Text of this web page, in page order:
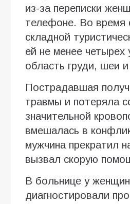
из-за переписки
телефоне. Во время
складной
ей не менее четырех
область груди, шеи
Пострадавшая
травмы и потеряла
значительной
вмешалась в
мужчина прекратил
вызвал скорую
В больнице у
диагностировали